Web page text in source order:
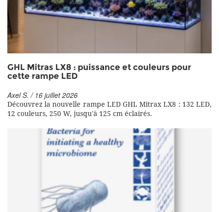
GHL Mitras LX8 : puissance et couleurs pour
cette rampe LED
Axel S. / 16 juillet 2026
Découvrez la nouvelle rampe LED GHL Mitrax LX8 : 132 LED,
12 couleurs, 250 W, jusqu'à 125 cm éclairés.